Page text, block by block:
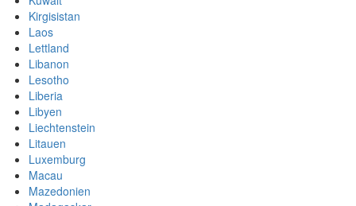
Kirgisistan
Laos
Lettland
Libanon
Lesotho
Liberia
Libyen
Liechtenstein
Litauen
Luxemburg
Macau
Mazedonien